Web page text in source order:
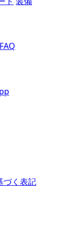
FAQ
づく表記